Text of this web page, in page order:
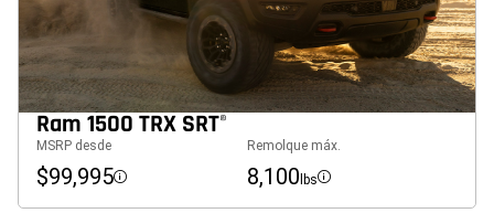
Ram 1500 TRX SRT®
MSRP desde
$99,995 Disclosure
Remolque máx.
8,100 lbs Disclosure